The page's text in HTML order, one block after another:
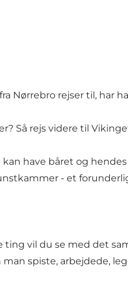
en skralde, der
det tid til at få tømt
Nørrebro rejser til, har
Så rejs videre til
have båret og
- et
ting vil du se med det
spiste, arbejdede,